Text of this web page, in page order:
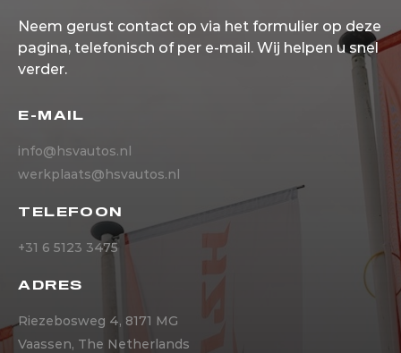
Neem gerust contact op via het formulier op deze
pagina, telefonisch of per e-mail. Wij helpen u snel
verder.
E-MAIL
info@hsvautos.nl
werkplaats@hsvautos.nl
TELEFOON
+31 6 5123 3475
ADRES
Riezebosweg 4, 8171 MG
Vaassen, The Netherlands